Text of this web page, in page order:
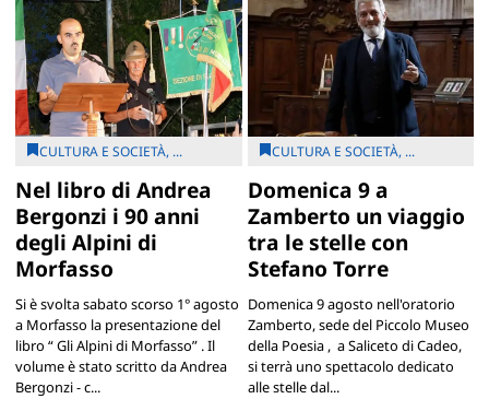
CULTURA E SOCIETÀ, ...
Nel libro di Andrea
Bergonzi i 90 anni
degli Alpini di
Morfasso
Si è svolta sabato scorso 1° agosto
a Morfasso la presentazione del
libro “ Gli Alpini di Morfasso” . Il
volume è stato scritto da Andrea
Bergonzi - c...
CULTURA E SOCIETÀ, ...
Domenica 9 a
Zamberto un viaggio
tra le stelle con
Stefano Torre
Domenica 9 agosto nell'oratorio
Zamberto, sede del Piccolo Museo
della Poesia , a Saliceto di Cadeo,
si terrà uno spettacolo dedicato
alle stelle dal...